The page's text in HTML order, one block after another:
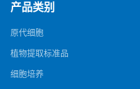
产品类别
原代细胞
植物提取标准品
细胞培养